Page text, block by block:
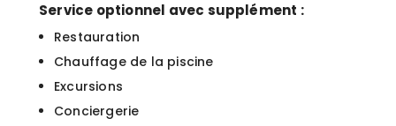
Service optionnel avec supplément :
Restauration
Chauffage de la piscine
Excursions
Conciergerie